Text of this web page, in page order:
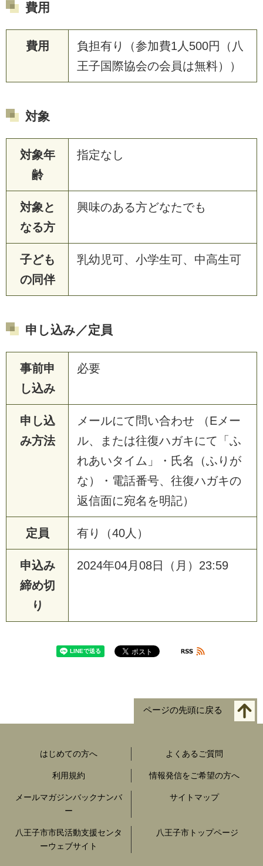
費用
費用
負担有り（参加費1人500円（八
王子国際協会の会員は無料））
対象
対象年
齢
指定なし
対象と
なる方
興味のある方どなたでも
子ども
の同伴
乳幼児可、小学生可、中高生可
申し込み／定員
事前申
し込み
必要
申し込
み方法
メールにて問い合わせ （Eメー
ル、または往復ハガキにて「ふ
れあいタイム」・氏名（ふりが
な）・電話番号、往復ハガキの
返信面に宛名を明記）
定員 有り（40人）
申込み
締め切
り
2024年04月08日（月）23:59
ページの先頭に戻る
はじめての方へ よくあるご質問
利用規約 情報発信をご希望の方へ
メールマガジンバックナンバ
ー
サイトマップ
八王子市市民活動支援センタ
ーウェブサイト
八王子市トップページ